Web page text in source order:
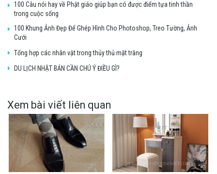
100 Câu nói hay về Phật giáo giúp bạn có được điểm tựa tinh thần
trong cuộc sống
100 Khung Ảnh Đẹp Để Ghép Hình Cho Photoshop, Treo Tường, Ảnh
Cưới
Tổng hợp các nhân vật trong thủy thủ mặt trăng
DU LỊCH NHẬT BẢN CẦN CHÚ Ý ĐIỀU GÌ?
Xem bài viết liên quan